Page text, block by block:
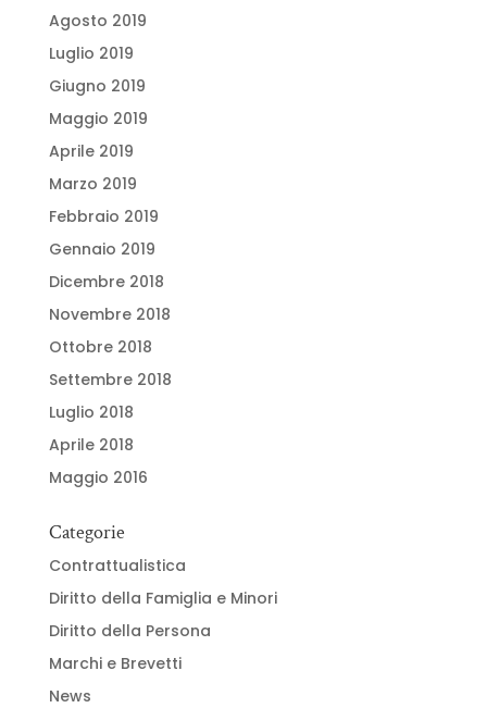
Agosto 2019
Luglio 2019
Giugno 2019
Maggio 2019
Aprile 2019
Marzo 2019
Febbraio 2019
Gennaio 2019
Dicembre 2018
Novembre 2018
Ottobre 2018
Settembre 2018
Luglio 2018
Aprile 2018
Maggio 2016
Categorie
Contrattualistica
Diritto della Famiglia e Minori
Diritto della Persona
Marchi e Brevetti
News